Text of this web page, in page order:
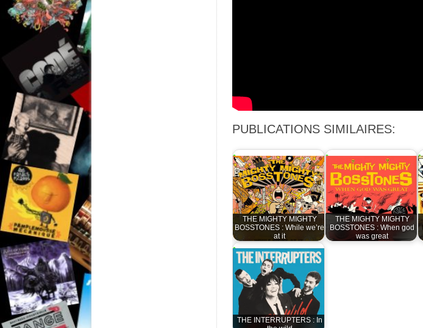
PUBLICATIONS SIMILAIRES:
THE MIGHTY MIGHTY
BOSSTONES : While we’re
at it
THE MIGHTY MIGHTY
BOSSTONES : When god
was great
THE INTERRUPTERS : In